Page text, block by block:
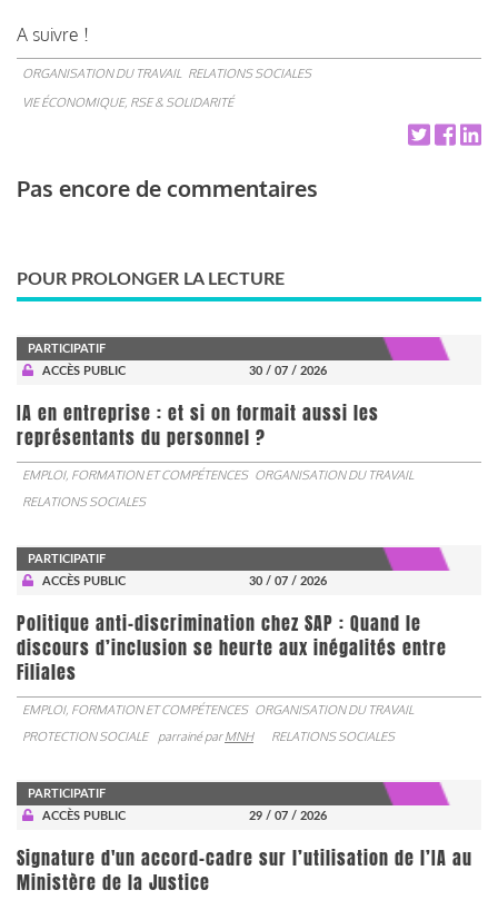
A suivre !
ORGANISATION DU TRAVAIL RELATIONS SOCIALES
VIE ÉCONOMIQUE, RSE & SOLIDARITÉ
Pas encore de commentaires
POUR PROLONGER LA LECTURE
PARTICIPATIF
ACCÈS PUBLIC
30 / 07 / 2026
IA en entreprise : et si on formait aussi les
représentants du personnel ?
EMPLOI, FORMATION ET COMPÉTENCES ORGANISATION DU TRAVAIL
RELATIONS SOCIALES
PARTICIPATIF
ACCÈS PUBLIC
30 / 07 / 2026
Politique anti-discrimination chez SAP : Quand le
discours d’inclusion se heurte aux inégalités entre
Filiales
EMPLOI, FORMATION ET COMPÉTENCES ORGANISATION DU TRAVAIL
PROTECTION SOCIALE
parrainé parMNH RELATIONS SOCIALES
PARTICIPATIF
ACCÈS PUBLIC
29 / 07 / 2026
Signature d'un accord-cadre sur l’utilisation de l’IA au
Ministère de la Justice